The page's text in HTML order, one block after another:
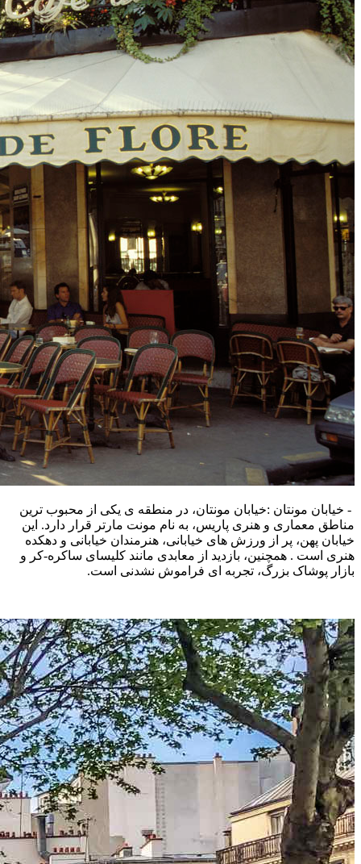
- خیابان مونتان :خیابان مونتان، در منطقه ی یکی از محبوب‌ ترین
مناطق معماری و هنری پاریس، به نام مونت‌ مارتر قرار دارد. این
خیابان پهن، پر از ورزش‌ های خیابانی، هنرمندان خیابانی و دهکده
هنری است . همچنین، بازدید از معابدی مانند کلیسای ساکره-کر و
بازار پوشاک بزرگ، تجربه ‌ای فراموش‌ نشدنی است.